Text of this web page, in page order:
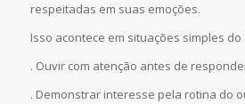
respeitadas em suas emoções.
Isso acontece em situações simples do
. Ouvir com atenção antes de
. Demonstrar interesse pela rotina do